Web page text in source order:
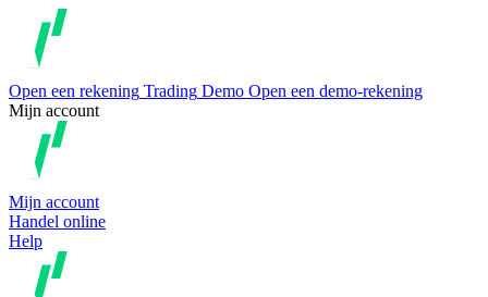
Open een rekening Trading Demo Open een demo-rekening
Mijn account
Mijn account
Handel online
Help